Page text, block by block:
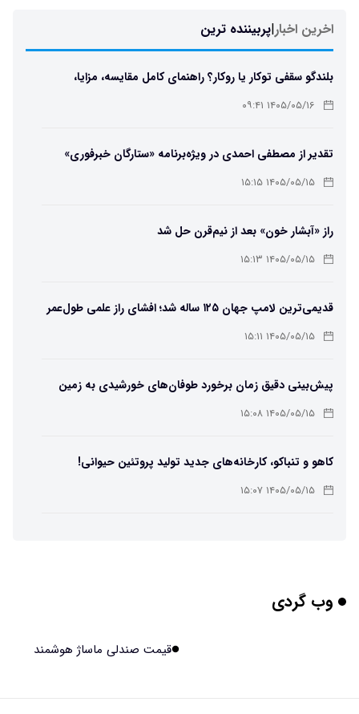
اخرین اخبار|پربیننده ترین
بلندگو سقفی توکار یا روکار؟ راهنمای کامل مقایسه، مزایا،
معایب و انتخاب بهترین مدل
۱۴۰۵/۰۵/۱۶ ۰۹:۴۱
تقدیر از مصطفی احمدی در ویژه‌برنامه «ستارگان خبرفوری»
۱۴۰۵/۰۵/۱۵ ۱۵:۱۵
راز «آبشار خون» بعد از نیم‌قرن حل شد
۱۴۰۵/۰۵/۱۵ ۱۵:۱۳
قدیمی‌ترین لامپ جهان ۱۲۵ ساله شد؛ افشای راز علمی طول‌عمر
لامپ سنتنیال
۱۴۰۵/۰۵/۱۵ ۱۵:۱۱
پیش‌بینی دقیق زمان برخورد طوفان‌های خورشیدی به زمین
ممکن شد
۱۴۰۵/۰۵/۱۵ ۱۵:۰۸
کاهو و تنباکو، کارخانه‌های جدید تولید پروتئین حیوانی!
۱۴۰۵/۰۵/۱۵ ۱۵:۰۷
چرا افراد مضطرب دنیا را متفاوت می بینند؟
وب گردی
قیمت صندلی ماساژ هوشمند